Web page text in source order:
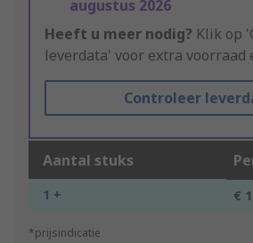
augustus 2026
Heeft u meer nodig? Klik op
leverdata' voor extra voorraad
Controleer
Aantal stuks
1 + €
*prijsindicatie